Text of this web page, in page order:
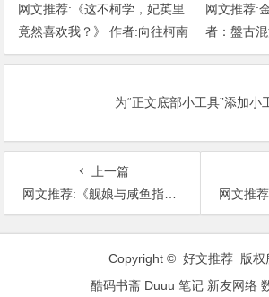
网文推荐:《这不柯学，妃英里
竟然喜欢我？》 作者:向往柯南
1-189章 TXT下载
网文推荐:
者：盤古
为“正文底部小工具”添加小
上一篇
网文推荐:《舰娘与咸鱼指挥官，港区生存指南》 作者:东松逸 1-350章 TXT下载
网文推荐:《 崩坏直播，开
文
Copyright © 好文推荐 版权
酷码书斋 Duuu 笔记 新友网络